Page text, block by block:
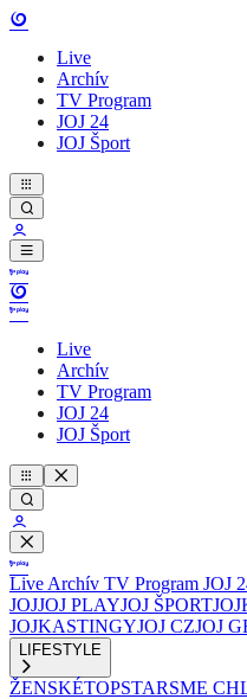
Live
Archív
TV Program
JOJ 24
JOJ Šport
Live
Archív
TV Program
JOJ 24
JOJ Šport
Live Archív TV Program JOJ
JOJJOJ PLAYJOJ ŠPORT
JOJKASTINGYJOJ CZJOJ
LIFESTYLE
ŽENSKÉTOPSTARSME